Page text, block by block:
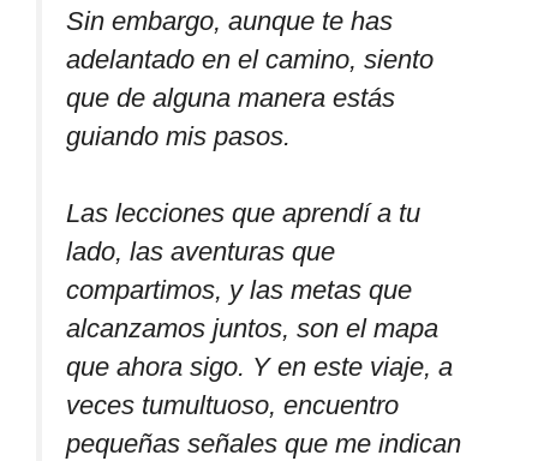
Sin embargo, aunque te has
adelantado en el camino, siento
que de alguna manera estás
guiando mis pasos.
Las lecciones que aprendí a tu
lado, las aventuras que
compartimos, y las metas que
alcanzamos juntos, son el mapa
que ahora sigo. Y en este viaje, a
veces tumultuoso, encuentro
pequeñas señales que me indican